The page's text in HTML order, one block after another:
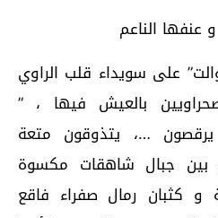
عنفها الناعم
على سويداء قلب الراوي
بالعيش فيها ، ”
…، يتذوقون متعة
بين جبال شاهقات مكسوة
و كثبان رمال صفراء فاقع